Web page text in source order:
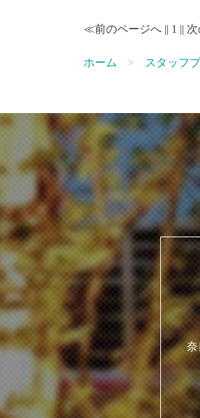
≪前のページへ || 1 ||
ホーム スタッフ
奈